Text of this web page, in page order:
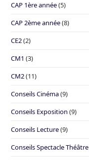
CAP 1ère année(5)
CAP 2ème année(8)
CE2(2)
CM1 (3)
CM2(11)
Conseils Cinéma(9)
Conseils Exposition (9)
Conseils Lecture(9)
Conseils Spectacle Théâtre